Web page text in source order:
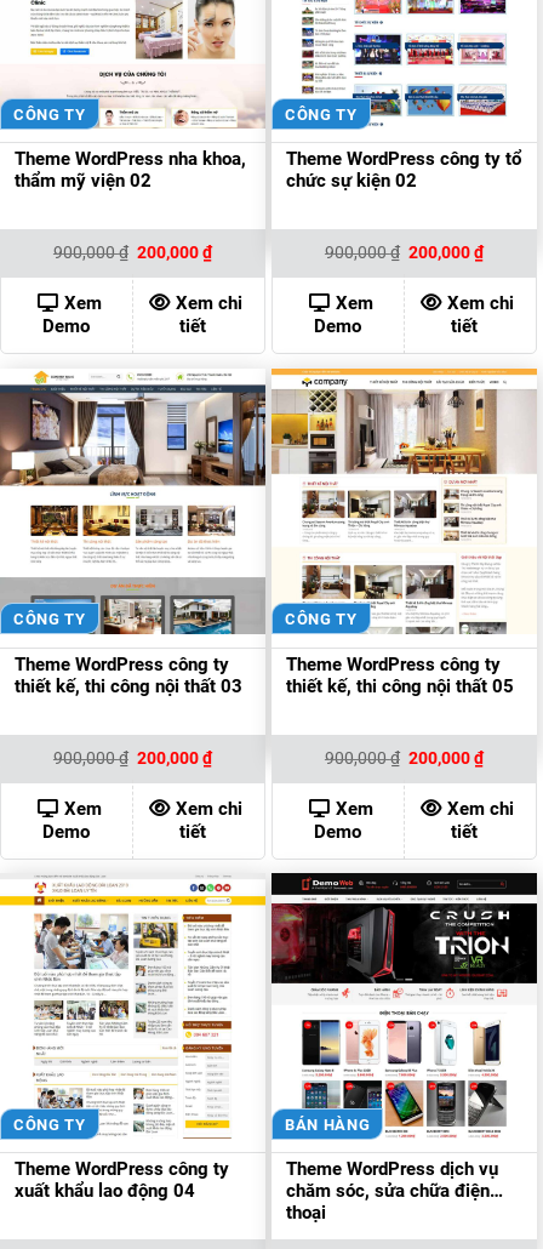
CÔNG TY
Theme WordPress nha khoa,
thẩm mỹ viện 02
900,000₫ Giá
là:
900,000 ₫.
200,000₫Giá
hiện
tại
là:
200,000 ₫.
Xem
Demo
Xem chi
tiết
CÔNG TY
Theme WordPress công ty tổ
chức sự kiện 02
900,000₫ Giá
là:
900,000 ₫.
200,000₫Giá
hiện
tại
là:
Xem
Demo
Xem chi
tiết
CÔNG TY
Theme WordPress công ty
thiết kế, thi công nội thất 03
900,000₫ Giá
là:
900,000 ₫.
200,000₫Giá
hiện
tại
là:
200,000 ₫.
Xem
Demo
Xem chi
tiết
CÔNG TY
Theme WordPress công ty
thiết kế, thi công nội thất 05
900,000₫ Giá
là:
900,000 ₫.
200,000₫Giá
hiện
tại
là:
Xem
Demo
Xem chi
tiết
CÔNG TY
Theme WordPress công ty
xuất khẩu lao động 04
BÁN HÀNG
Theme WordPress dịch vụ
chăm sóc, sửa chữa điện
thoại